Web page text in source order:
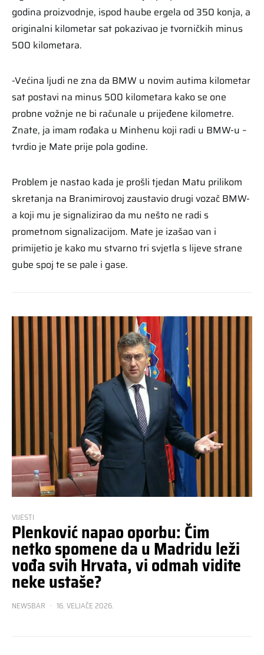
godina proizvodnje, ispod haube ergela od 350 konja, a
originalni kilometar sat pokazivao je tvorničkih minus
500 kilometara.
-Većina ljudi ne zna da BMW u novim autima kilometar
sat postavi na minus 500 kilometara kako se one
probne vožnje ne bi računale u prijeđene kilometre.
Znate, ja imam rođaka u Minhenu koji radi u BMW-u –
tvrdio je Mate prije pola godine.
Problem je nastao kada je prošli tjedan Matu prilikom
skretanja na Branimirovoj zaustavio drugi vozač BMW-
a koji mu je signalizirao da mu nešto ne radi s
prometnom signalizacijom. Mate je izašao van i
primijetio je kako mu stvarno tri svjetla s lijeve strane
gube spoj te se pale i gase.
VIJESTI
Plenković napao oporbu: Čim
netko spomene da u Madridu leži
vođa svih Hrvata, vi odmah vidite
neke ustaše?
NEWSBAR 16. VELJAČE 2026.